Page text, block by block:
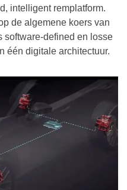
intelligent remplatform.
de algemene koers van
software-defined en losse
één digitale architectuur.